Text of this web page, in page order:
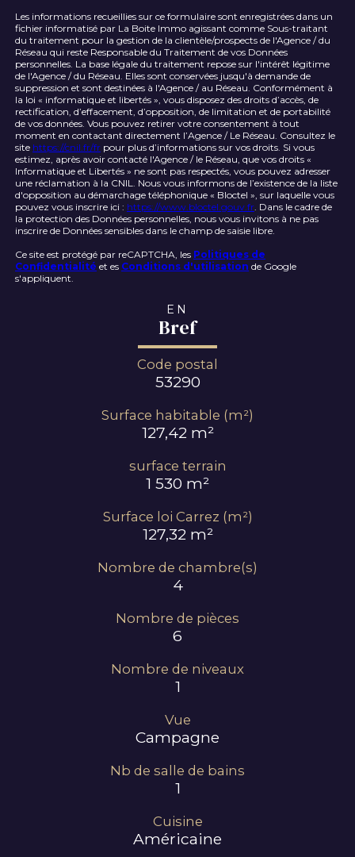
Les informations recueillies sur ce formulaire sont enregistrées dans un
fichier informatisé par La Boite Immo agissant comme Sous-traitant
du traitement pour la gestion de la clientèle/prospects de l'Agence / du
Réseau qui reste Responsable du Traitement de vos Données
personnelles. La base légale du traitement repose sur l'intérêt légitime
de l'Agence / du Réseau. Elles sont conservées jusqu'à demande de
suppression et sont destinées à l'Agence / au Réseau. Conformément à
la loi « informatique et libertés », vous disposez des droits d’accès, de
rectification, d’effacement, d’opposition, de limitation et de portabilité
de vos données. Vous pouvez retirer votre consentement à tout
moment en contactant directement l’Agence / Le Réseau. Consultez le
site https://cnil.fr/fr pour plus d’informations sur vos droits. Si vous
estimez, après avoir contacté l'Agence / le Réseau, que vos droits «
Informatique et Libertés » ne sont pas respectés, vous pouvez adresser
une réclamation à la CNIL. Nous vous informons de l’existence de la liste
d'opposition au démarchage téléphonique « Bloctel », sur laquelle vous
pouvez vous inscrire ici : https://www.bloctel.gouv.fr . Dans le cadre de
la protection des Données personnelles, nous vous invitons à ne pas
inscrire de Données sensibles dans le champ de saisie libre.
Ce site est protégé par reCAPTCHA, les Politiques de
Confidentialité et es Conditions d'utilisation de Google
s'appliquent.
EN
Bref
Code postal
53290
Surface habitable (m²)
127,42 m²
surface terrain
1 530 m²
Surface loi Carrez (m²)
127,32 m²
Nombre de chambre(s)
4
Nombre de pièces
6
Nombre de niveaux
1
Vue
Campagne
Nb de salle de bains
1
Cuisine
Américaine